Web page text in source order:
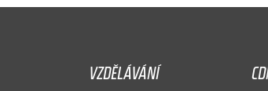
VZDĚLÁVÁNÍ